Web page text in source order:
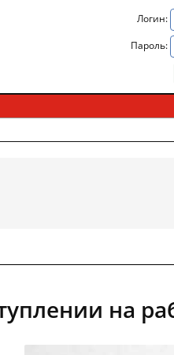
Логин:
Пароль:
на